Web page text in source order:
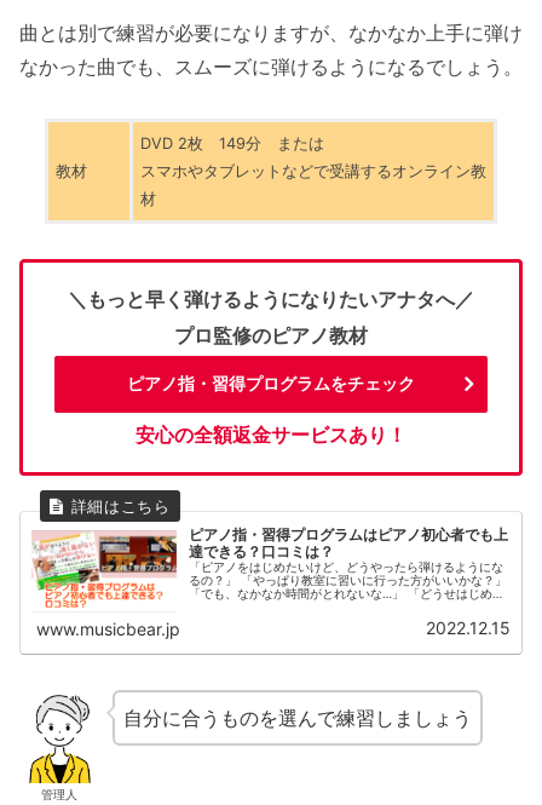
曲とは別で練習が必要になりますが、なかなか上手に弾け
なかった曲でも、スムーズに弾けるようになるでしょう。
教材
DVD 2枚 149分 または
スマホやタブレットなどで受講するオンライン教
材
＼もっと早く弾けるようになりたいアナタへ／
プロ監修のピアノ教材
ピアノ指・習得プログラムをチェック
安心の全額返金サービスあり！
ピアノ指・習得プログラムはピアノ初心者でも上
達できる？口コミは？
「ピアノをはじめたいけど、どうやったら弾けるようにな
るの？」 「やっぱり教室に習いに行った方がいいかな？」
「でも、なかなか時間がとれないな…」 「どうせはじめる
www.musicbear.jp 2022.12.15
管理人
自分に合うものを選んで練習しましょう